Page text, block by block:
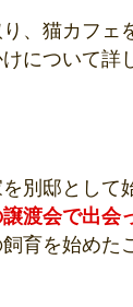
、猫カフェ
について詳
別邸として
渡会で出会
飼育を始めた